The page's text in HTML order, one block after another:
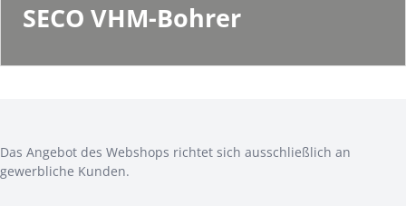
SECO VHM-Bohrer
Das Angebot des Webshops richtet sich ausschließlich an
gewerbliche Kunden.